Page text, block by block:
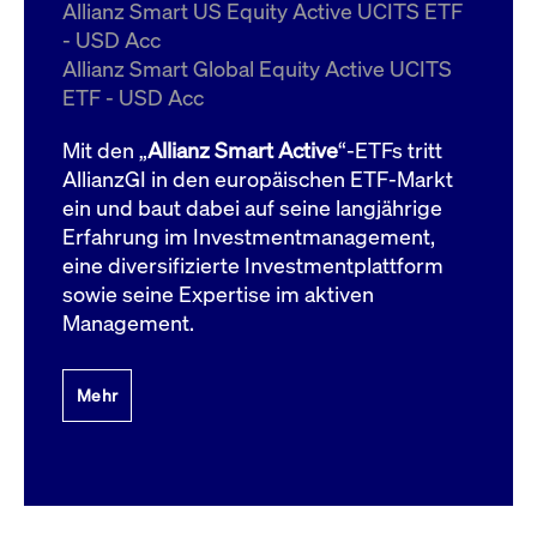
Allianz Smart US Equity Active UCITS ETF
- USD Acc
Allianz Smart Global Equity Active UCITS
ETF - USD Acc
Mit den „Allianz Smart Active“-ETFs tritt
AllianzGI in den europäischen ETF-Markt
ein und baut dabei auf seine langjährige
Erfahrung im Investmentmanagement,
eine diversifizierte Investmentplattform
sowie seine Expertise im aktiven
Management.
Mehr
ApplicationGatewayAffinityCORS
boerse.com
Domain
bis